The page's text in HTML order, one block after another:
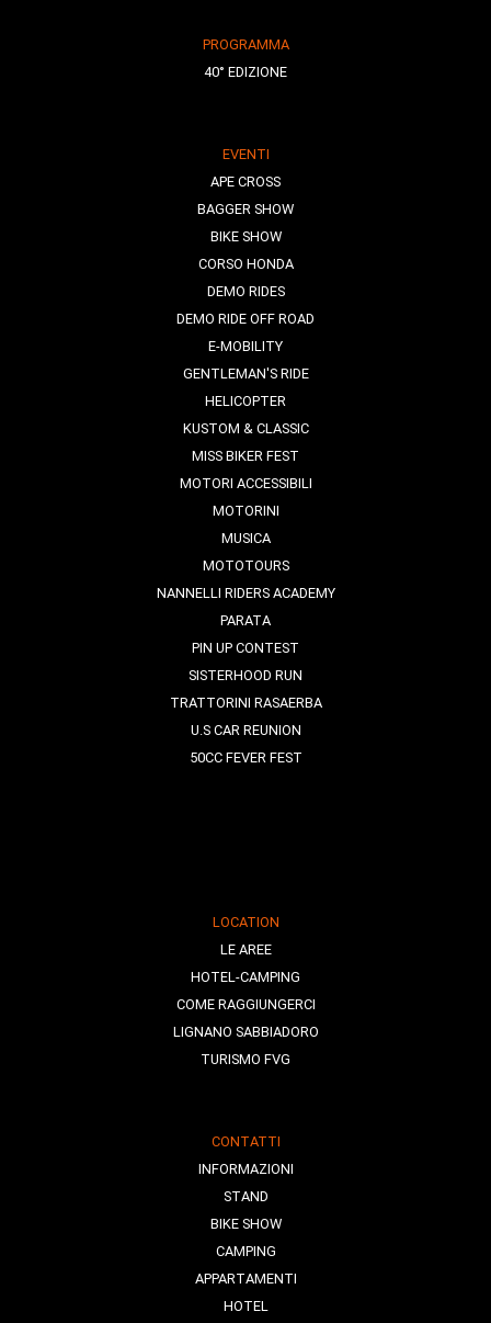
PROGRAMMA
40° EDIZIONE
EVENTI
APE CROSS
BAGGER SHOW
BIKE SHOW
CORSO HONDA
DEMO RIDES
DEMO RIDE OFF ROAD
E-MOBILITY
GENTLEMAN'S RIDE
HELICOPTER
KUSTOM & CLASSIC
MISS BIKER FEST
MOTORI ACCESSIBILI
MOTORINI
MUSICA
MOTOTOURS
NANNELLI RIDERS ACADEMY
PARATA
PIN UP CONTEST
SISTERHOOD RUN
TRATTORINI RASAERBA
U.S CAR REUNION
50CC FEVER FEST
LOCATION
LE AREE
HOTEL-CAMPING
COME RAGGIUNGERCI
LIGNANO SABBIADORO
TURISMO FVG
CONTATTI
INFORMAZIONI
STAND
BIKE SHOW
CAMPING
APPARTAMENTI
HOTEL